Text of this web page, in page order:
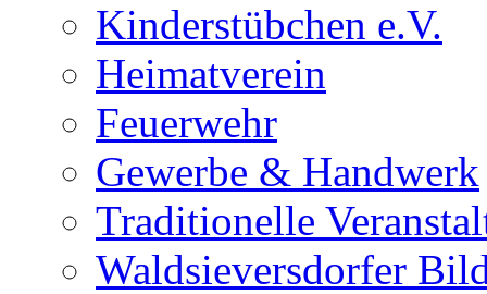
Kinderstübchen e.V.
Heimatverein
Feuerwehr
Gewerbe & Handwerk
Traditionelle
Waldsieversdorfer